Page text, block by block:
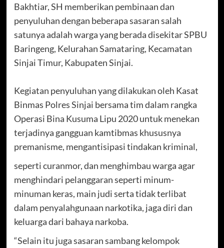
Bakhtiar, SH memberikan pembinaan dan
penyuluhan dengan beberapa sasaran salah
satunya adalah warga yang berada disekitar SPBU
Baringeng, Kelurahan Samataring, Kecamatan
Sinjai Timur, Kabupaten Sinjai.
Kegiatan penyuluhan yang dilakukan oleh Kasat
Binmas Polres Sinjai bersama tim dalam rangka
Operasi Bina Kusuma Lipu 2020 untuk menekan
terjadinya gangguan kamtibmas khususnya
premanisme, mengantisipasi tindakan kriminal,
seperti curanmor, dan menghimbau warga agar
menghindari pelanggaran seperti minum-
minuman keras, main judi serta tidak terlibat
dalam penyalahgunaan narkotika, jaga diri dan
keluarga dari bahaya narkoba.
“Selain itu juga sasaran sambang kelompok